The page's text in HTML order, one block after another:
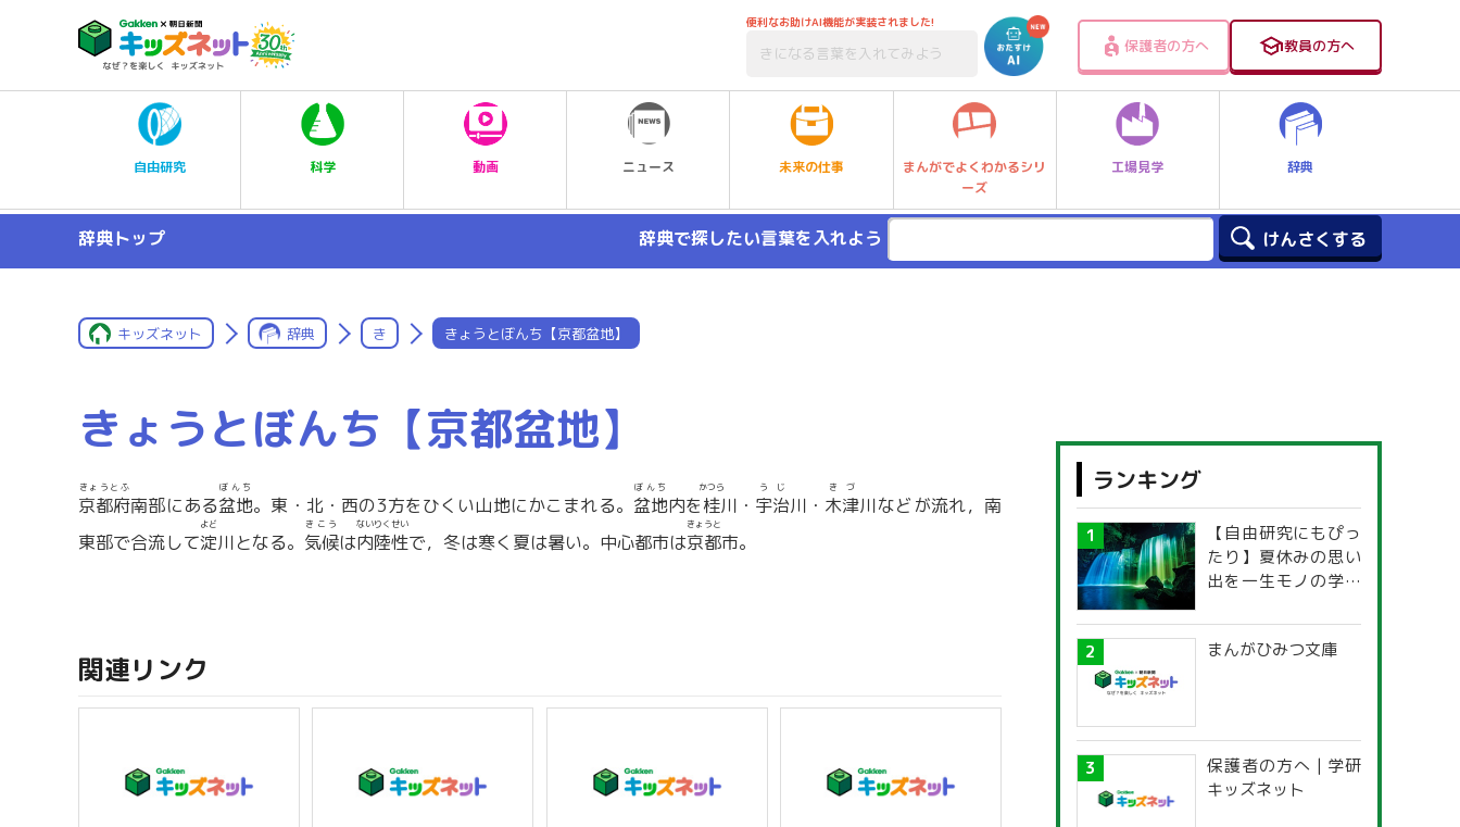
便利なお助けAI機能が実装されました!
保護者の方へ 教員の方へ
自由研究 科学 動画 ニュース 未来の仕事
まんがでよくわかるシリ
ーズ
工場見学 辞典
辞典トップ 辞典で探したい言葉を入れよう
キッズネット 辞典 き きょうとぼんち【京都盆地】
きょうとぼんち【京都盆地】
京都府
きょうとふ
南部にある盆地
ぼんち
。東・北・西の3方をひくい山地にかこまれる。 盆地
ぼんち
内を桂
かつら
川・ 宇治
うじ
川・ 木津
きづ
川などが流れ，南
東部で合流して淀
よど
川となる。 気候
きこう
は内陸性
ないりくせい
で，冬は寒く夏は暑い。中心都市は京都
きょうと
市。
関連リンク
ランキング
【自由研究にもぴっ
たり】夏休みの思い
出を一生モノの学び
探究ガイド
まんがひみつ文庫
保護者の方へ | 学研
キッズネット